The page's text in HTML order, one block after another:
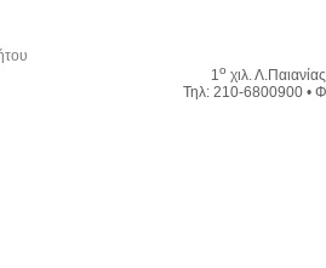
1ο χιλ.
Τηλ: 210-6800900 •